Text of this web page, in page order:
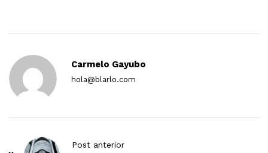
Carmelo Gayubo
hola@blarlo.com
Post anterior